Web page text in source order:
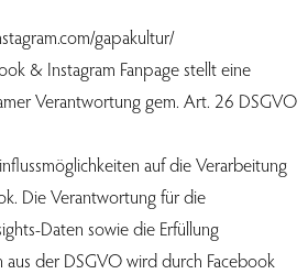
gapakultur/
& Instagram Fanpage stellt eine
Verantwortung gem. Art. 26 DSGVO
auf die Verarbeitung
Die Verantwortung für die
Daten sowie die Erfüllung
der DSGVO wird durch Facebook